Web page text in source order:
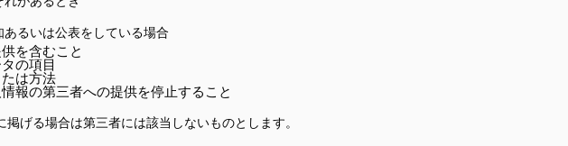
るいは公表をしている場合
を含むこと
の項目
は方法
報の第三者への提供を停止すること
げる場合は第三者には該当しないものとします。